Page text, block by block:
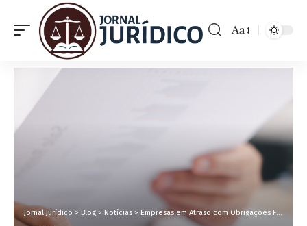
Aa
Jornal Jurídico > Blog > Notícias > Empresas em Atraso com Obrigações Fiscais Recebem Sinal de Alerta da Receita Federal